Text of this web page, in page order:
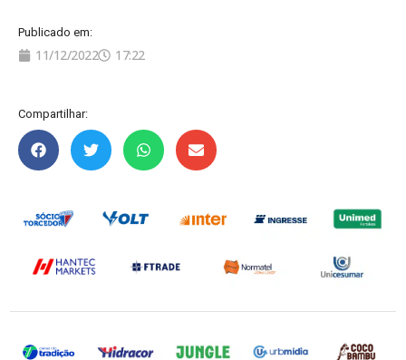
Publicado em:
11/12/2022 17:22
Compartilhar: